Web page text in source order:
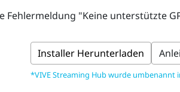
Fehlermeldung "Keine unterstützte
Installer Herunterladen
*VIVE Streaming Hub wurde umbenannt